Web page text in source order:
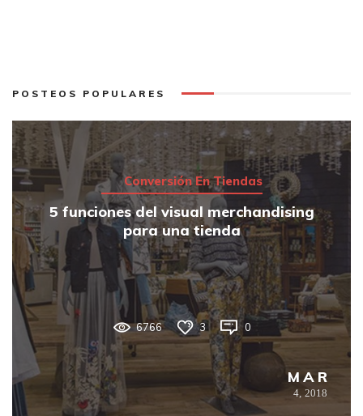
POSTEOS POPULARES
Conversión En Tiendas
5 funciones del visual merchandising
para una tienda
6766 3 0
MAR
4, 2018